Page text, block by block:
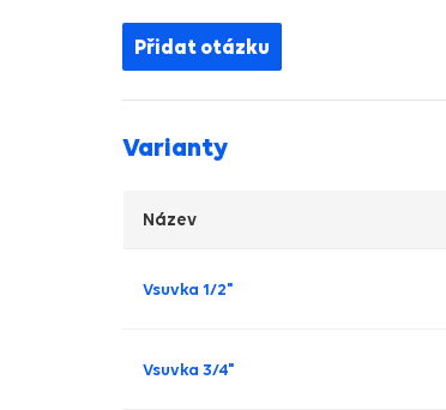
Přidat otázku
Varianty
Název
Vsuvka 1/2"
Vsuvka 3/4"